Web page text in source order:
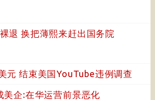
退 换把薄熙来赶出国务院
元 结束美国YouTube违例调查
美企:在华运营前景恶化